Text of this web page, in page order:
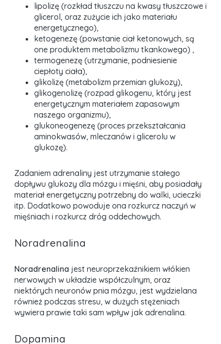
lipolizę (rozkład tłuszczu na kwasy tłuszczowe i
glicerol, oraz zużycie ich jako materiału
energetycznego),
ketogenezę (powstanie ciał ketonowych, są
one produktem metabolizmu tkankowego) ,
termogenezę (utrzymanie, podniesienie
ciepłoty ciała),
glikolizę (metabolizm przemian glukozy),
glikogenolizę (rozpad glikogenu, który jest
energetycznym materiałem zapasowym
naszego organizmu),
glukoneogenezę (proces przekształcania
aminokwasów, mleczanów i glicerolu w
glukozę).
Zadaniem adrenaliny jest utrzymanie stałego
dopływu glukozy dla mózgu i mięśni, aby posiadały
materiał energetyczny potrzebny do walki, ucieczki
itp. Dodatkowo powoduje ona rozkurcz naczyń w
mięśniach i rozkurcz dróg oddechowych.
Noradrenalina
Noradrenalina jest neuroprzekaźnikiem włókien
nerwowych w układzie współczulnym, oraz
niektórych neuronów pnia mózgu, jest wydzielana
również podczas stresu, w dużych stężeniach
wywiera prawie taki sam wpływ jak adrenalina.
Dopamina